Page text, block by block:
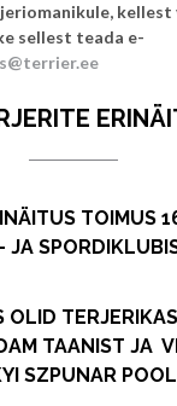
kellest
sellest teada e-
TOIMUS
JA
OLID
TAANIST JA
SZPUNAR